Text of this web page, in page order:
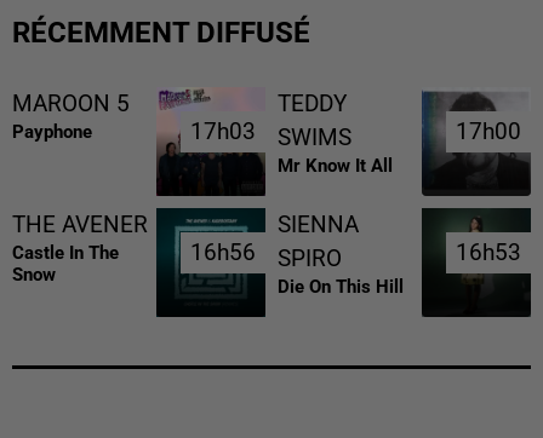
RÉCEMMENT DIFFUSÉ
MAROON 5
Payphone 17h03
17h03
TEDDY
SWIMS
Mr Know It All
17h00
17h00
THE AVENER
Castle In The
Snow
16h56
16h56
SIENNA
SPIRO
Die On This Hill
16h53
16h53